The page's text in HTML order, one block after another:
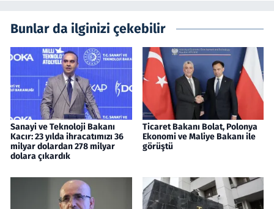
Bunlar da ilginizi çekebilir
Sanayi ve Teknoloji Bakanı
Kacır: 23 yılda ihracatımızı 36
milyar dolardan 278 milyar
dolara çıkardık
Ticaret Bakanı Bolat, Polonya
Ekonomi ve Maliye Bakanı ile
görüştü